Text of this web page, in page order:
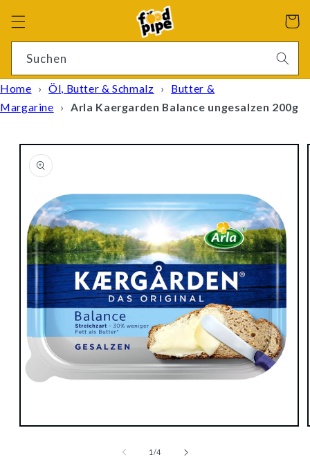
zum
Inhalt
Suchen
4 Ergebnisse
Home › Öl, Butter & Schmalz ›
Butter &
Margarine › Arla Kaergarden Balance ungesalzen 200g
1 /von
4